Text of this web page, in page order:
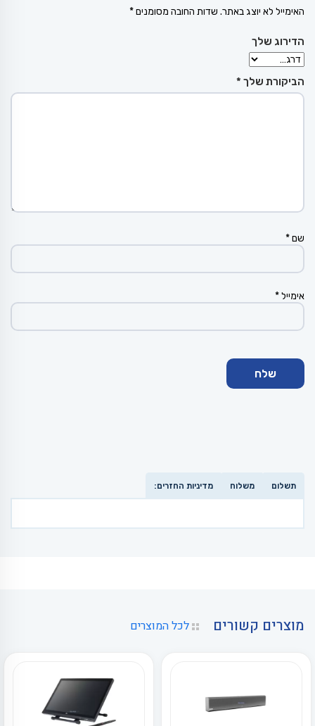
האימייל לא יוצג באתר. שדות החובה מסומנים*
הדירוג שלך
הביקורת שלך *
שם*
אימייל*
תשלום משלוח מדיניות החזרים:
מוצרים קשורים לכל המוצרים